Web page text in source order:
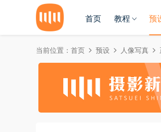
首页 教程 预
当前位置： 首页 预设 人像写真